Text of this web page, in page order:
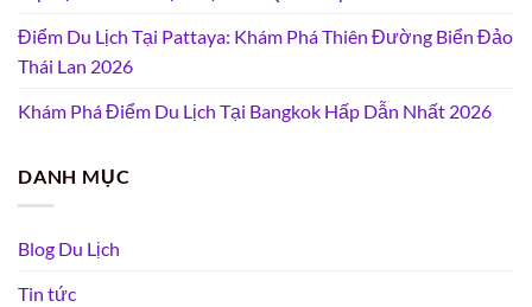
Điểm Du Lịch Tại Pattaya: Khám Phá Thiên Đường Biển Đảo
Thái Lan 2026
Khám Phá Điểm Du Lịch Tại Bangkok Hấp Dẫn Nhất 2026
DANH MỤC
Blog Du Lịch
Tin tức